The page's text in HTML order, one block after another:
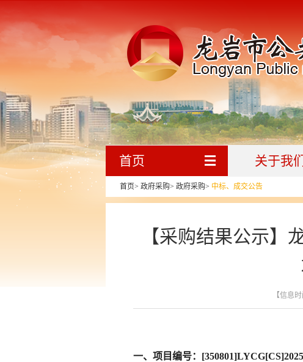
首页 关于我
首页> 政府采购> 政府采购> 中标、成交公告
【采购结果公示】
【信息
一、项目编号：